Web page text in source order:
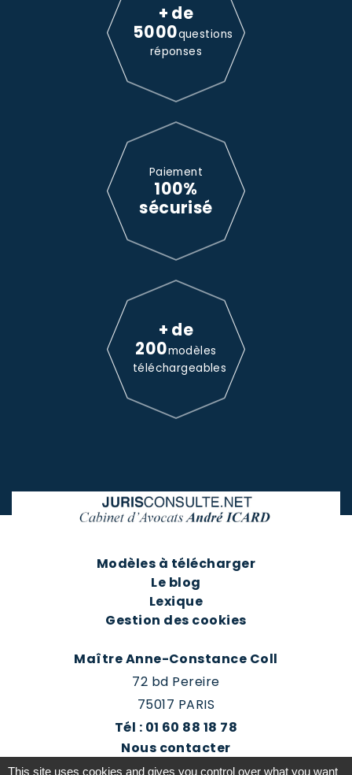
+ de
5000questions
réponses
Paiement
100%
sécurisé
+ de
200modèles
téléchargeables
Modèles à télécharger
Le blog
Lexique
Gestion des cookies
Maître Anne-Constance Coll
72 bd Pereire
75017 PARIS
Tél : 01 60 88 18 78
Nous contacter
Prendre rendez-vous
This site uses cookies and gives you control over what you want